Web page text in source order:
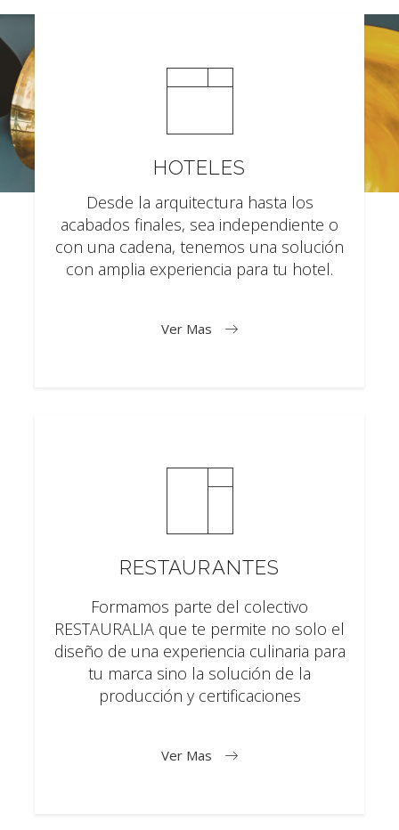
HOTELES
Desde la arquitectura hasta los
acabados finales, sea independiente o
con una cadena, tenemos una solución
con amplia experiencia para tu hotel.
Ver Mas
RESTAURANTES
Formamos parte del colectivo
RESTAURALIA que te permite no solo el
diseño de una experiencia culinaria para
tu marca sino la solución de la
producción y certificaciones
Ver Mas